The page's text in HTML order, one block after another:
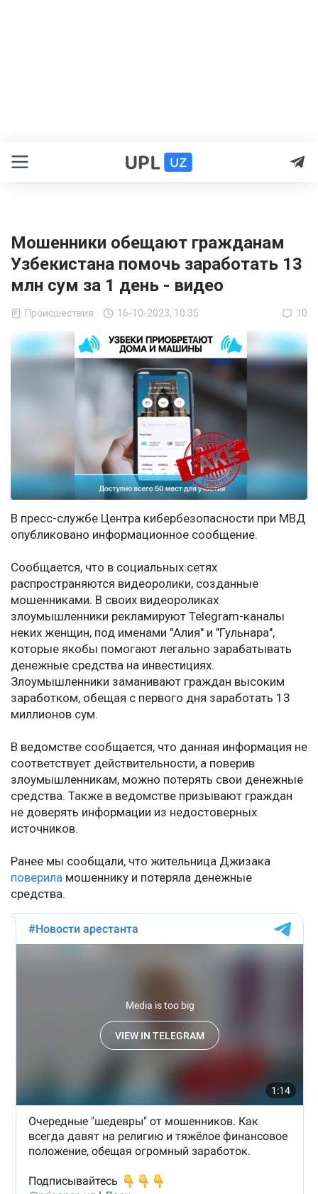
Мошенники обещают гражданам
Узбекистана помочь заработать 13
млн сум за 1 день - видео
Происшествия 16-10-2023, 10:35 10
В пресс-службе Центра кибербезопасности при МВД
опубликовано информационное сообщение.
Сообщается, что в социальных сетях
распространяются видеоролики, созданные
мошенниками. В своих видеороликах
злоумышленники рекламируют Telegram-каналы
неких женщин, под именами "Алия" и "Гульнара",
которые якобы помогают легально зарабатывать
денежные средства на инвестициях.
Злоумышленники заманивают граждан высоким
заработком, обещая с первого дня заработать 13
миллионов сум.
В ведомстве сообщается, что данная информация не
соответствует действительности, а поверив
злоумышленникам, можно потерять свои денежные
средства. Также в ведомстве призывают граждан
не доверять информации из недостоверных
источников.
Ранее мы сообщали, что жительница Джизака
поверила мошеннику и потеряла денежные
средства.